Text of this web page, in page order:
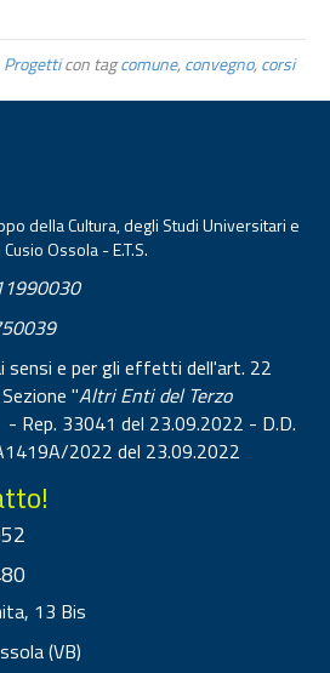
Progetticon tagcomune,convegno,corsi
della Cultura, degli Studi Universitari e
Ossola - E.T.S.
sensi e per gli effetti dell'art. 22
"Altri Enti del Terzo
- Rep. 33041 del 23.09.2022 - D.D.
2022 del 23.09.2022
13 Bis
(VB)